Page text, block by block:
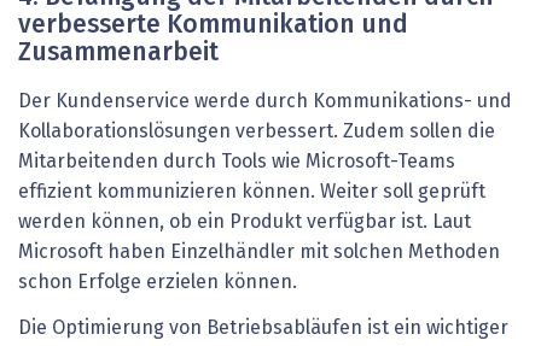
verbesserte Kommunikation und
Zusammenarbeit
Der Kundenservice werde durch Kommunikations- und
Kollaborationslösungen verbessert. Zudem sollen die
Mitarbeitenden durch Tools wie Microsoft-Teams
effizient kommunizieren können. Weiter soll geprüft
werden können, ob ein Produkt verfügbar ist. Laut
Microsoft haben Einzelhändler mit solchen Methoden
schon Erfolge erzielen können.
Die Optimierung von Betriebsabläufen ist ein wichtiger